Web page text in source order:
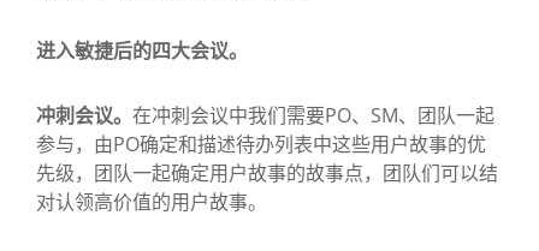
进入敏捷后的四大会议。
冲刺会议。 在冲刺会议中我们需要PO、SM、团队一起
参与，由PO确定和描述待办列表中这些用户故事的优
先级，团队一起确定用户故事的故事点，团队们可以结
对认领高价值的用户故事。